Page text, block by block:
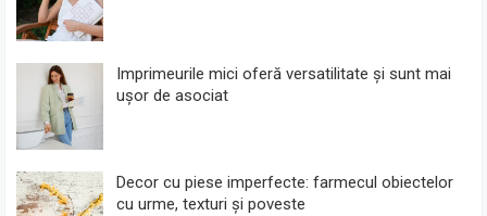
Imprimeurile mici oferă versatilitate și sunt mai
ușor de asociat
Decor cu piese imperfecte: farmecul obiectelor
cu urme, texturi și poveste